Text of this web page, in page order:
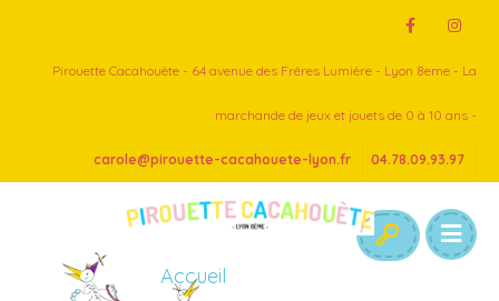
Pirouette Cacahouète - 64 avenue des Frères Lumière - Lyon 8eme - La
marchande de jeux et jouets de 0 à 10 ans -
carole@pirouette-cacahouete-lyon.fr 04.78.09.93.97
Accueil